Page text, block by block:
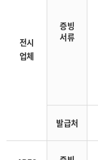
전시
업체
증빙
서류
발급처